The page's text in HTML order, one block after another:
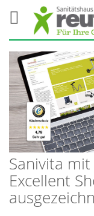
Sanivita
Excellent